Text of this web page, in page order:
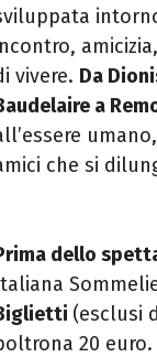
vivere. Da
a
che si
dello
(esclusi
20 euro.